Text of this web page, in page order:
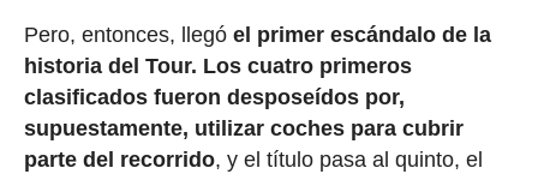
Pero, entonces, llegó el primer escándalo de la
historia del Tour. Los cuatro primeros
clasificados fueron desposeídos por,
supuestamente, utilizar coches para cubrir
parte del recorrido, y el título pasa al quinto, el